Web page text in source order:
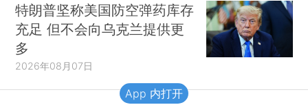
特朗普坚称美国防空弹药库存
充足 但不会向乌克兰提供更
多
2026年08月07日
App 内打开